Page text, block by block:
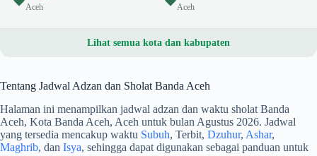
Aceh Aceh
Lihat semua kota dan kabupaten
Tentang Jadwal Adzan dan Sholat Banda Aceh
Halaman ini menampilkan jadwal adzan dan waktu sholat Banda
Aceh, Kota Banda Aceh, Aceh untuk bulan Agustus 2026. Jadwal
yang tersedia mencakup waktu Subuh, Terbit, Dzuhur, Ashar,
Maghrib, dan Isya, sehingga dapat digunakan sebagai panduan untuk